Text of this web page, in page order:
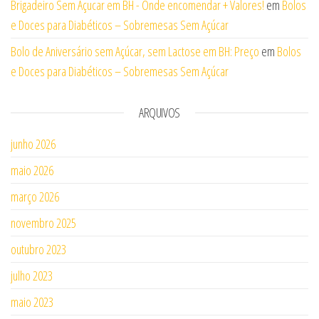
Brigadeiro Sem Açucar em BH - Onde encomendar + Valores! em Bolos
e Doces para Diabéticos – Sobremesas Sem Açúcar
Bolo de Aniversário sem Açúcar, sem Lactose em BH: Preço em Bolos
e Doces para Diabéticos – Sobremesas Sem Açúcar
ARQUIVOS
junho 2026
maio 2026
março 2026
novembro 2025
outubro 2023
julho 2023
maio 2023